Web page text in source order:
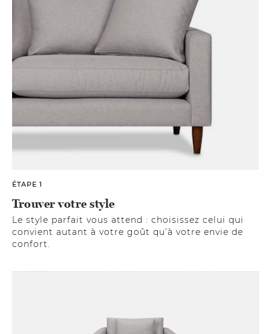
ÉTAPE 1
Trouver votre style
Le style parfait vous attend : choisissez celui qui
convient autant à votre goût qu’à votre envie de
confort.